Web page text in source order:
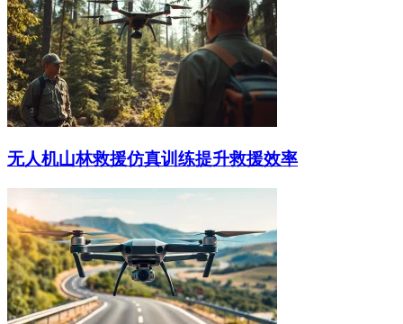
无人机山林救援仿真训练提升救援效率